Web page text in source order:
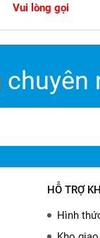
Vui lòng gọi
HỖ TRỢ
Hình